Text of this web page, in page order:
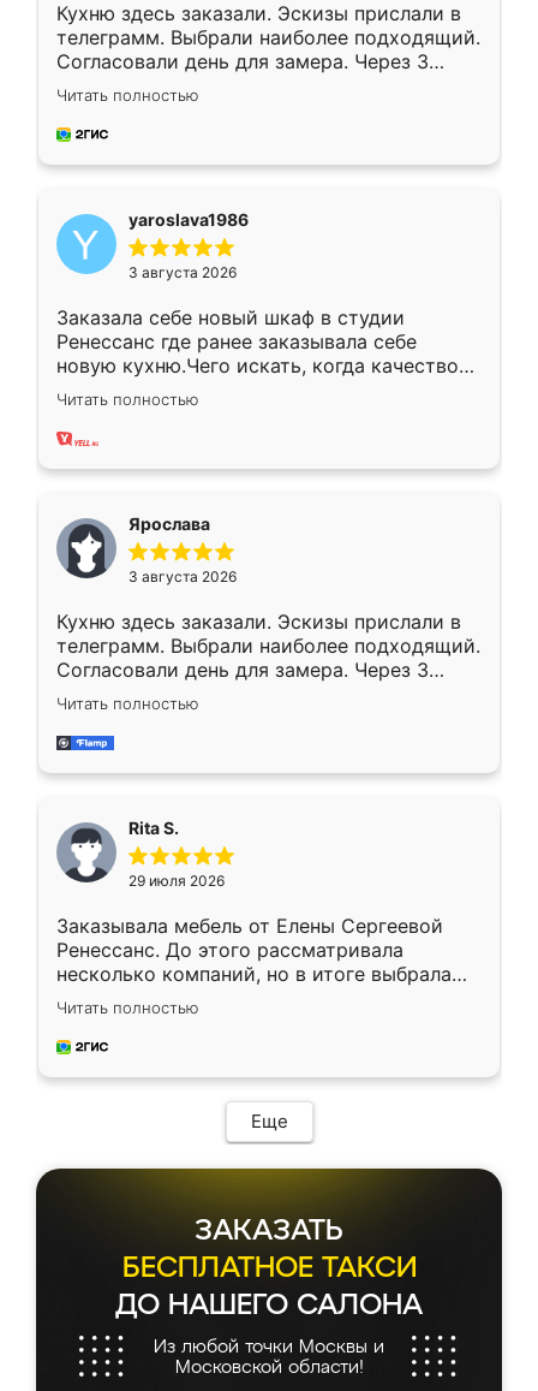
Кухню здесь заказали. Эскизы прислали в
телеграмм. Выбрали наиболее подходящий.
Согласовали день для замера. Через 3
недели кухня была уже готова. Остались
довольны работой. Спасибо Ренессанс
мебель за качественную работу!
Читать полностью
yaroslava1986
3 августа 2026
Заказала себе новый шкаф в студии
Ренессанс где ранее заказывала себе
новую кухню.Чего искать, когда качеством
вполне довольна. Служит кухня уже почти
два года, нареканий нет.
Читать полностью
Ярослава
3 августа 2026
Кухню здесь заказали. Эскизы прислали в
телеграмм. Выбрали наиболее подходящий.
Согласовали день для замера. Через 3
недели кухня была уже готова. Остались
довольны работой. Спасибо Ренессанс
мебель за качественную работу!
Читать полностью
Rita S.
29 июля 2026
Заказывала мебель от Елены Сергеевой
Ренессанс. До этого рассматривала
несколько компаний, но в итоге выбрала
эту. Сначала обговорили условия, потом
приехал замерщик, всё спокойно объяснил
и снял размеры. Изготовили в срок, с
мебель сразу встала на свое место без
каких-либо доработок. Качеством осталась
довольна, все выглядит так, как и ожидала.
Читать полностью
Еще
ЗАКАЗАТЬ
БЕСПЛАТНОЕ ТАКСИ
ДО НАШЕГО САЛОНА
Из любой точки Москвы и
Московской области!